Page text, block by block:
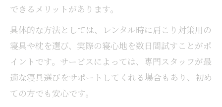
める
寝具が肩こりに及ぼす意外な影響とは
寝具の硬さや柔らかさが肩こりに与える影
響
肩こり悪化を防ぐための寝具選びの盲点
できるメリットがあります。
具体的な方法としては、レンタル時に肩こり対策用の
寝具や枕を選び、実際の寝心地を数日間試すことがポ
イントです。サービスによっては、専門スタッフが最
適な寝具選びをサポートしてくれる場合もあり、初め
ての方でも安心です。